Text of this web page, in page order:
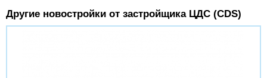
Другие новостройки от застройщика ЦДС (CDS)